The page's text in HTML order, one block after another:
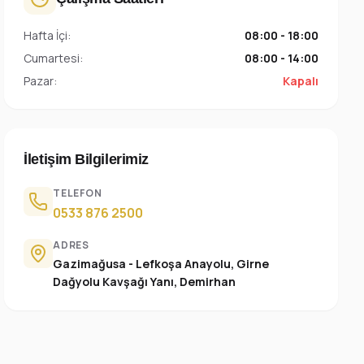
Hafta İçi:
08:00 - 18:00
Cumartesi:
08:00 - 14:00
Pazar:
Kapalı
İletişim Bilgilerimiz
TELEFON
0533 876 2500
ADRES
Gazimağusa - Lefkoşa Anayolu, Girne
Dağyolu Kavşağı Yanı, Demirhan